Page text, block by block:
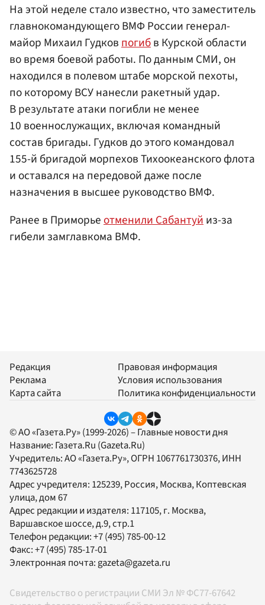
На этой неделе стало известно, что заместитель
главнокомандующего ВМФ России генерал-
майор Михаил Гудков погибв Курской области
во время боевой работы. По данным СМИ, он
находился в полевом штабе морской пехоты,
по которому ВСУ нанесли ракетный удар.
В результате атаки погибли не менее
10 военнослужащих, включая командный
состав бригады. Гудков до этого командовал
155-й бригадой морпехов Тихоокеанского флота
и оставался на передовой даже после
назначения в высшее руководство ВМФ.
Ранее в Приморьеотменили Сабантуйиз-за
гибели замглавкома ВМФ.
Редакция
Реклама
Карта сайта
Правовая информация
Условия использования
Политика конфиденциальности
© АО «Газета.Ру» (1999-2026) – Главные новости дня
Название: Газета.Ru (Gazeta.Ru)
Учредитель:АО «Газета.Ру», ОГРН 1067761730376, ИНН
7743625728
Адрес учредителя: 125239, Россия, Москва, Коптевская
улица, дом 67
Адрес редакции и издателя: 117105, г. Москва,
Варшавское шоссе, д.9, стр.1
Телефон редакции:+7 (495) 785-00-12
Факс:+7 (495) 785-17-01
Электронная почта:gazeta@gazeta.ru
Свидетельство о регистрации СМИ Эл № ФС77-67642